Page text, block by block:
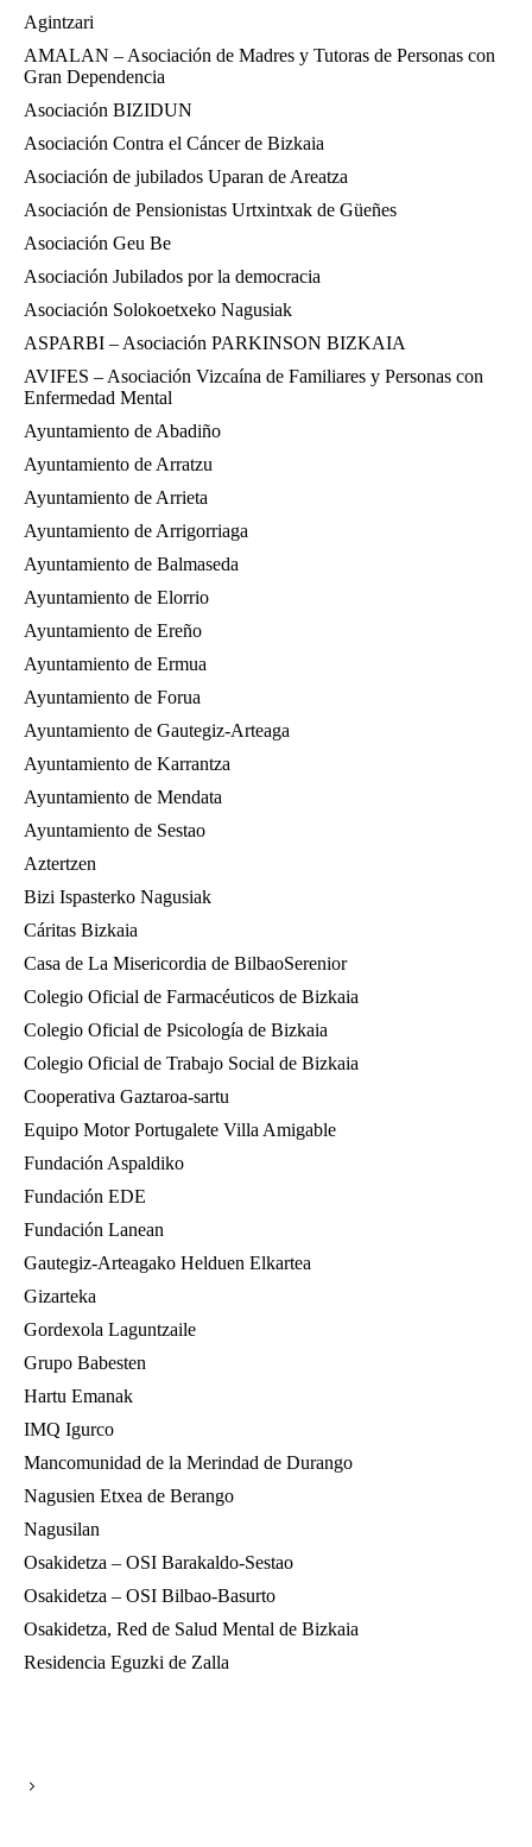
Agintzari
AMALAN – Asociación de Madres y Tutoras de Personas con
Gran Dependencia
Asociación BIZIDUN
Asociación Contra el Cáncer de Bizkaia
Asociación de jubilados Uparan de Areatza
Asociación de Pensionistas Urtxintxak de Güeñes
Asociación Geu Be
Asociación Jubilados por la democracia
Asociación Solokoetxeko Nagusiak
ASPARBI – Asociación PARKINSON BIZKAIA
AVIFES – Asociación Vizcaína de Familiares y Personas con
Enfermedad Mental
Ayuntamiento de Abadiño
Ayuntamiento de Arratzu
Ayuntamiento de Arrieta
Ayuntamiento de Arrigorriaga
Ayuntamiento de Balmaseda
Ayuntamiento de Elorrio
Ayuntamiento de Ereño
Ayuntamiento de Ermua
Ayuntamiento de Forua
Ayuntamiento de Gautegiz-Arteaga
Ayuntamiento de Karrantza
Ayuntamiento de Mendata
Ayuntamiento de Sestao
Aztertzen
Bizi Ispasterko Nagusiak
Cáritas Bizkaia
Casa de La Misericordia de BilbaoSerenior
Colegio Oficial de Farmacéuticos de Bizkaia
Colegio Oficial de Psicología de Bizkaia
Colegio Oficial de Trabajo Social de Bizkaia
Cooperativa Gaztaroa-sartu
Equipo Motor Portugalete Villa Amigable
Fundación Aspaldiko
Fundación EDE
Fundación Lanean
Gautegiz-Arteagako Helduen Elkartea
Gizarteka
Gordexola Laguntzaile
Grupo Babesten
Hartu Emanak
IMQ Igurco
Mancomunidad de la Merindad de Durango
Nagusien Etxea de Berango
Nagusilan
Osakidetza – OSI Barakaldo-Sestao
Osakidetza – OSI Bilbao-Basurto
Osakidetza, Red de Salud Mental de Bizkaia
Residencia Eguzki de Zalla